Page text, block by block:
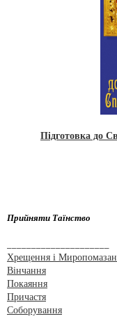
Підготовка до
Прийняти Таїнство
Хрещення і
Вінчання
Покаяння
Причастя
Соборування